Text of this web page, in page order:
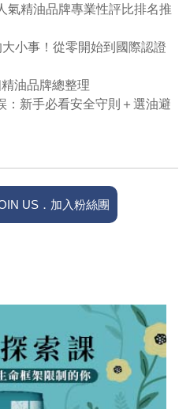
氣精油品牌專業性評比排名推
小事！從零開始到國際認證
油品牌總整理
：新手必看安全守則＋選油避
US．加入粉絲團